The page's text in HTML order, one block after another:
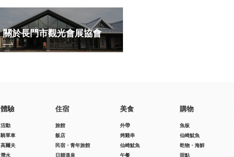
關於長門市觀光會展協會
體驗
活動
騎單車
高爾夫
潛水
住宿
旅館
飯店
民宿・青年旅館
日歸溫泉
美食
外帶
烤雞串
仙崎魷魚
午餐
購物
魚板
仙崎魷魚
乾物・海鮮
甜點